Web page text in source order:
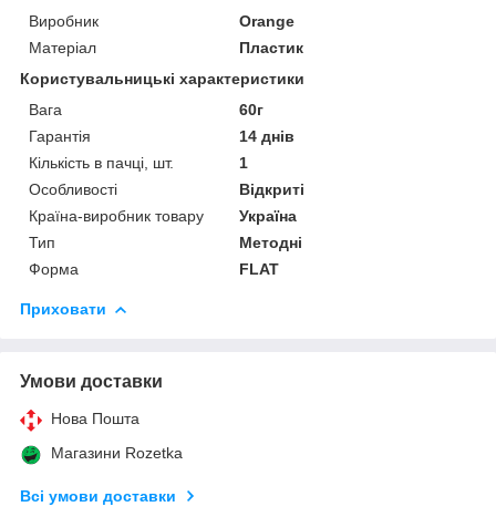
Виробник
Orange
Матеріал
Пластик
Користувальницькі характеристики
Вага
60г
Гарантія
14 днів
Кількість в пачці, шт.
1
Особливості
Відкриті
Країна-виробник товару
Україна
Тип
Методні
Форма
FLAT
Приховати
Умови доставки
Нова Пошта
Магазини Rozetka
Всі умови доставки